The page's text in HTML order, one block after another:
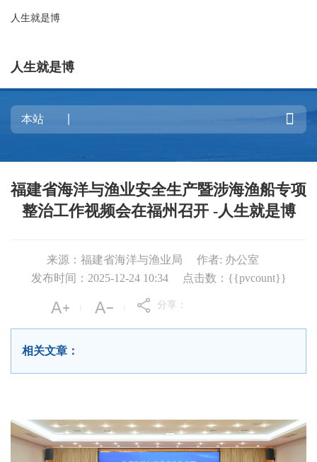
人生就是博
人生就是博

福建省海洋与渔业安全生产暨涉海渔船专项
整治工作视频会在福州召开 -人生就是博
来源：福建省海洋与渔业局
作者: 办公室
发布时间：2025-12-24 10:34
点击数：{{pvcount}}
分享：
相关文章：